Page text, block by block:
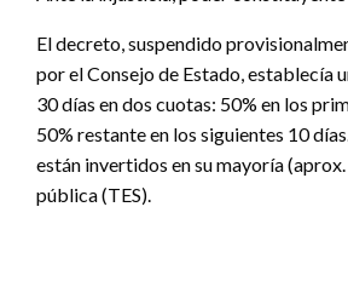
El decreto, suspendido
por el Consejo de Estado, establecía
30 días en dos cuotas: 50% en los
50% restante en los siguientes 10
están invertidos en su mayoría
pública (TES).